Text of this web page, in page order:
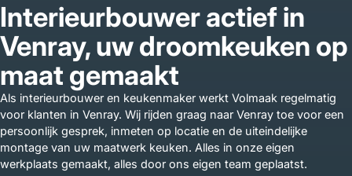
Interieurbouwer actief in
Venray, uw droomkeuken op
maat gemaakt
Als interieurbouwer en keukenmaker werkt Volmaak regelmatig
voor klanten in Venray. Wij rijden graag naar Venray toe voor een
persoonlijk gesprek, inmeten op locatie en de uiteindelijke
montage van uw maatwerk keuken. Alles in onze eigen
werkplaats gemaakt, alles door ons eigen team geplaatst.